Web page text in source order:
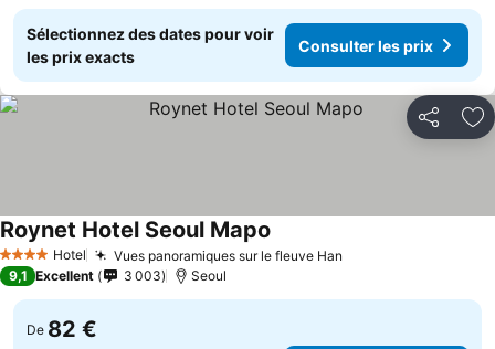
Sélectionnez des dates pour voir
les prix exacts
Consulter les prix
Partager
4 Étoiles Hotel Vues panoramiques sur le fleuve Han
Roynet Hotel Seoul Mapo
9,1 Excellent 3 003 Seoul
De 82 €